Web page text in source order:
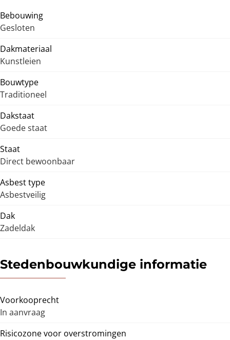
Bebouwing
Gesloten
Dakmateriaal
Kunstleien
Bouwtype
Traditioneel
Dakstaat
Goede staat
Staat
Direct bewoonbaar
Asbest type
Asbestveilig
Dak
Zadeldak
Stedenbouwkundige informatie
Voorkooprecht
In aanvraag
Risicozone voor overstromingen